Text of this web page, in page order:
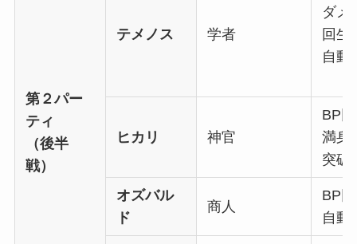
第２パー
ティ
（後半
戦）
テメノス 学者
ダメ
回生
自動
ヒカリ 神官
BP
満身
突破
オズバル
ド
商人
BP
自動